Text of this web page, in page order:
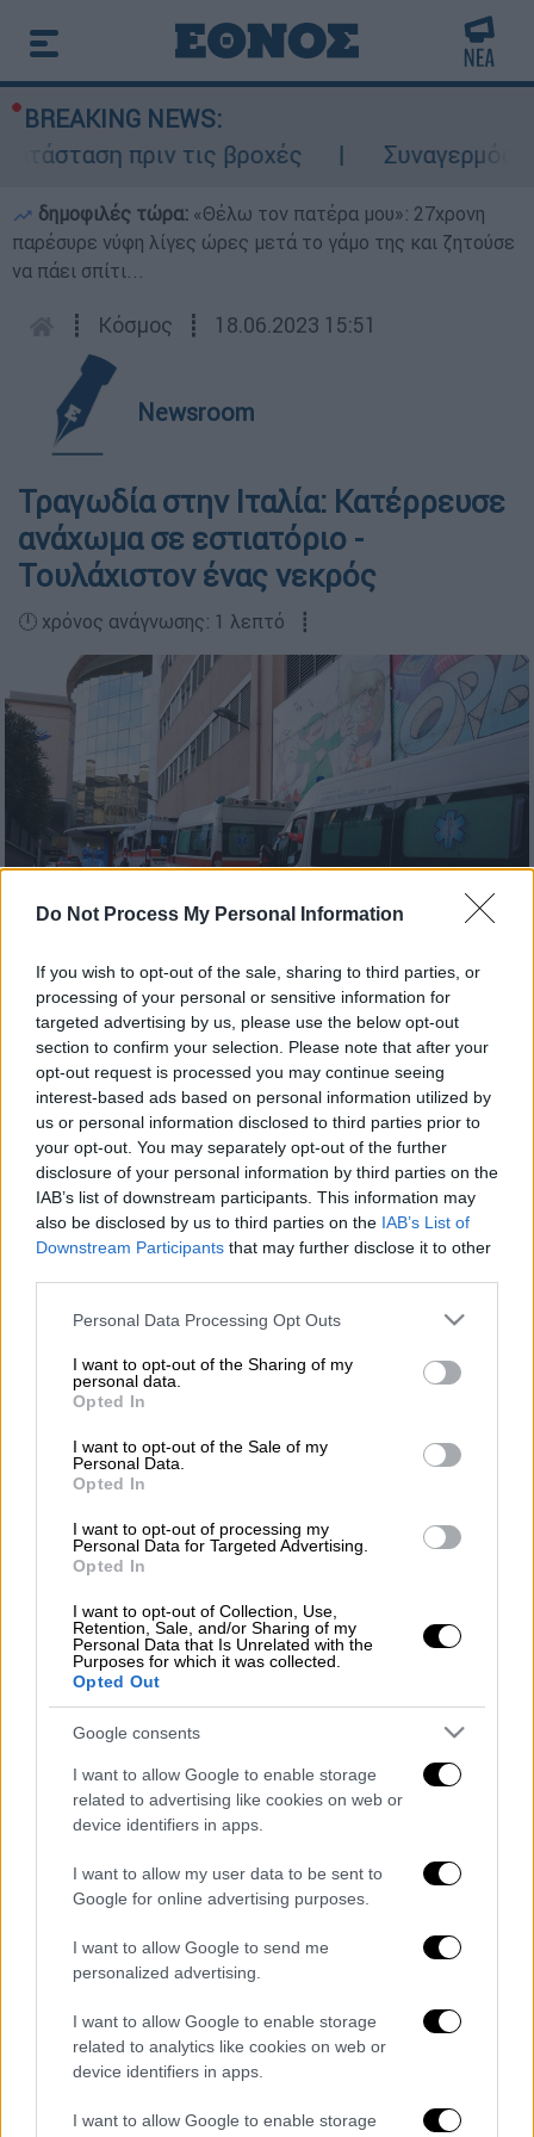
Do Not Process My Personal Information
If you wish to opt-out of the sale, sharing to third parties, or
processing of your personal or sensitive information for
targeted advertising by us, please use the below opt-out
section to confirm your selection. Please note that after your
opt-out request is processed you may continue seeing
interest-based ads based on personal information utilized by
us or personal information disclosed to third parties prior to
your opt-out. You may separately opt-out of the further
disclosure of your personal information by third parties on the
IAB’s list of downstream participants. This information may
also be disclosed by us to third parties on the IAB’s List of
Downstream Participants that may further disclose it to other
Please note that this website/app uses one or more Google
not limited to your visit or usage behaviour. You may click to
grant or deny consent to Google and its third-party tags to
use your data for below specified purposes in below Google
consent section.
Personal Data Processing Opt Outs
I want to opt-out of the Sharing of my
personal data.
Opted In
I want to opt-out of the Sale of my
Personal Data.
Opted In
I want to opt-out of processing my
Personal Data for Targeted Advertising.
Opted In
I want to opt-out of Collection, Use,
Retention, Sale, and/or Sharing of my
Personal Data that Is Unrelated with the
Purposes for which it was collected.
Opted Out
Google consents
I want to allow Google to enable storage
related to advertising like cookies on web or
device identifiers in apps.
I want to allow my user data to be sent to
Google for online advertising purposes.
I want to allow Google to send me
personalized advertising.
I want to allow Google to enable storage
related to analytics like cookies on web or
device identifiers in apps.
I want to allow Google to enable storage
BREAKING NEWS:
πριν τις βροχές
Συναγερμός
δημοφιλές τώρα: «Θέλω τον πατέρα μου»: 27χρονη
παρέσυρε νύφη λίγες ώρες μετά το γάμο της και ζητούσε
να πάει σπίτι...
┋ Κόσμος ┋ 18.06.2023 15:51
Newsroom
Τραγωδία στην Ιταλία: Κατέρρευσε
ανάχωμα σε εστιατόριο -
Τουλάχιστον ένας νεκρός
🕛 χρόνος ανάγνωσης: 1 λεπτό ┋
Ασθενοφόρο στην Ιταλία/AP
Προσθέστε το ΕΘΝΟΣ στη Google
Ένας άνθρωπος έχασε τη ζωή του στην
Ιταλία, ότανκατέρρευσε ένα ανάχωμα σε
εστιατόριοστο Μοντεφιασκόνε.
Πρόκειται για τον ιδιοκτήτη του
, ενώ τραυματίστηκε και ένας
γινότανβάπτισηκαι υπάρχουν φόβοι για
αγνοούμενους.
ΟΛΕΣ ΟΙ ΕΙΔΗΣΕΙΣ
μισθών σε δημόσιο και ιδιωτικό τομέα -
Επιστροφή της ΕΥΔΑΠ και ΕΥΑΘ στο
Δημόσιο και προσωπική ενασχόληση με
το ΕΣΥ
Κως: «Μάλλον θέλουν να μας
αποπροσανατολίσουν» λέει ο
επικεφαλής ερευνών - Τα ευρήματα στο
«στοιχεία» που δείχνουν δολοφονία
Εξελίξεις μετά το ναυάγιο στην Πύλο:
διακίνηση ανθρώπων, ανακοίνωσε το
Πακιστάν
Αυτό το σιλό σιτηρών έγινε σπίτι αξίας
1,6 εκατομμυρίων δολαρίων και κρύβει
ένα καλαίσθητο και άνετο εσωτερικό
Εξωδικαστικός: Ανεβάζει ταχύτητα -
Πάνω από 5.400 οι ρυθμίσεις οφειλών
Διαβάστε ακόμη